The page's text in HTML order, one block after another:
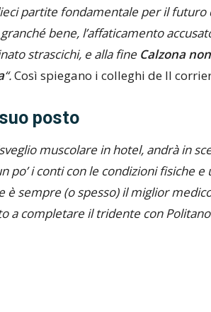
partite fondamentale per il futuro
bene, l’affaticamento
strascichi, e alla fine Calzona
“.Così spiegano i colleghi de Il
posto
muscolare in hotel, andrà in
po’ i conti con le condizioni fisiche e
sempre (o spesso) il miglior
a completare il tridente con Politano